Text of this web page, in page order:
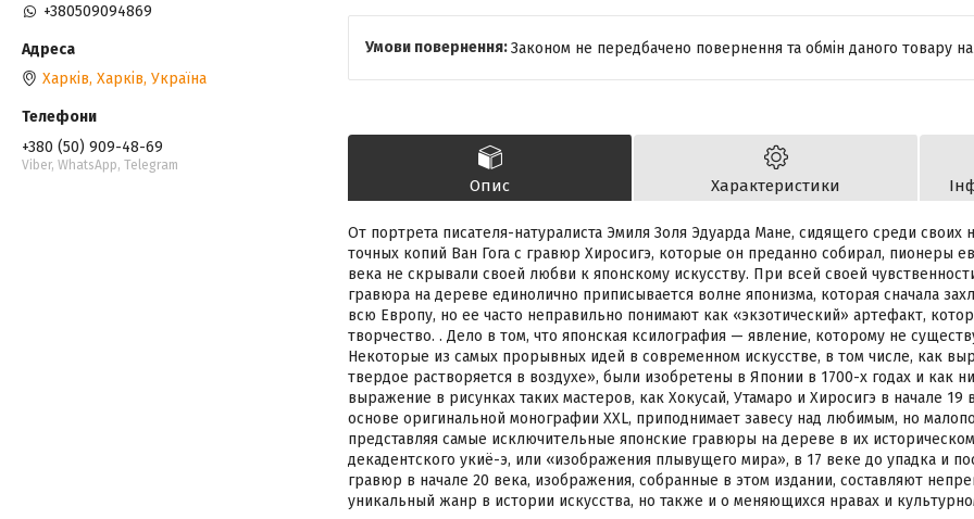
Законом не передбачено повернення та обмін даного товару
Опис Характеристики
От портрета писателя-натуралиста Эмиля Золя Эдуарда Мане, сидящего среди своих
точных копий Ван Гога с гравюр Хиросигэ, которые он преданно собирал, пионеры
века не скрывали своей любви к японскому искусству. При всей своей
гравюра на дереве единолично приписывается волне японизма, которая сначала
всю Европу, но ее часто неправильно понимают как «экзотический» артефакт,
творчество. . Дело в том, что японская ксилография — явление, которому не
Некоторые из самых прорывных идей в современном искусстве, в том числе, как
твердое растворяется в воздухе», были изобретены в Японии в 1700-х годах и как
выражение в рисунках таких мастеров, как Хокусай, Утамаро и Хиросигэ в начале 19
основе оригинальной монографии XXL, приподнимает завесу над любимым, но
представляя самые исключительные японские гравюры на дереве в их
декадентского укиё-э, или «изображения плывущего мира», в 17 веке до упадка и
гравюр в начале 20 века, изображения, собранные в этом издании, составляют
уникальный жанр в истории искусства, но также и о меняющихся нравах и
+380509094869
Харків, Харків, Україна
+380 (50) 909-48-69
Viber, WhatsApp, Telegram